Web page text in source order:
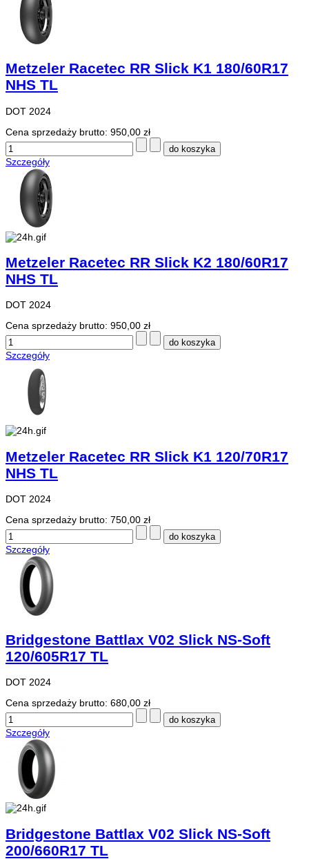
Metzeler Racetec RR Slick K1 180/60R17
NHS TL
DOT 2024
Cena sprzedaży brutto: 950,00 zł
Szczegóły
Metzeler Racetec RR Slick K2 180/60R17
NHS TL
DOT 2024
Cena sprzedaży brutto: 950,00 zł
Szczegóły
Metzeler Racetec RR Slick K1 120/70R17
NHS TL
DOT 2024
Cena sprzedaży brutto: 750,00 zł
Szczegóły
Bridgestone Battlax V02 Slick NS-Soft
120/605R17 TL
DOT 2024
Cena sprzedaży brutto: 680,00 zł
Szczegóły
Bridgestone Battlax V02 Slick NS-Soft
200/660R17 TL